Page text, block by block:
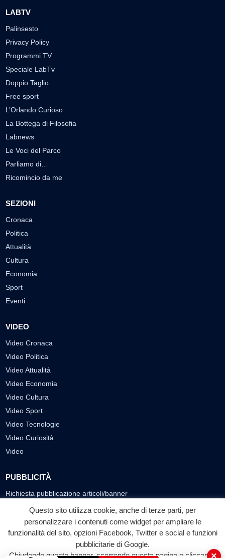
LABTV
Palinsesto
Privacy Policy
Programmi TV
Speciale LabTv
Doppio Taglio
Free sport
L’Orlando Curioso
La Bottega di Filosofia
Labnews
Le Voci del Parco
Parliamo di…
Ricomincio da me
SEZIONI
Cronaca
Politica
Attualità
Cultura
Economia
Sport
Eventi
VIDEO
Video Cronaca
Video Politica
Video Attualità
Video Economia
Video Cultura
Video Sport
Video Tecnologie
Video Curiosità
Video
PUBBLICITÀ
Richiesta pubblicazione articoli/banner
SEGUICI SUI SOCIAL
f
Facebook
◎ ▶
YouTube
Questo sito utilizza cookie, anche di terze parti, per
personalizzare i contenuti come widget per ampliare le
funzionalità del sito, opzioni Facebook, Twitter e social e funzioni
pubblicitarie di Google.
Chiudendo questo banner, scorrendo questa pagina o cliccando